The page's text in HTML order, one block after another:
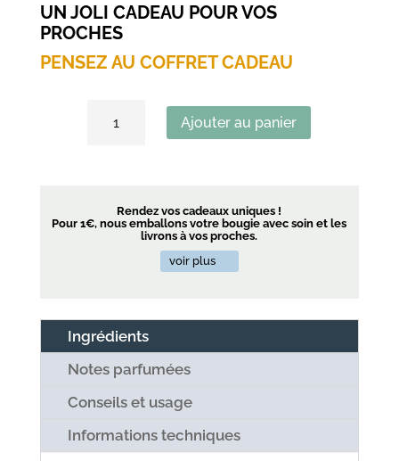
UN JOLI CADEAU POUR VOS
PROCHES
PENSEZ AU COFFRET CADEAU
Ajouter au panier
Rendez vos cadeaux uniques !
Pour 1€, nous emballons votre bougie avec soin et les
livrons à vos proches.
voir plus
Ingrédients
Notes parfumées
Conseils et usage
Informations techniques